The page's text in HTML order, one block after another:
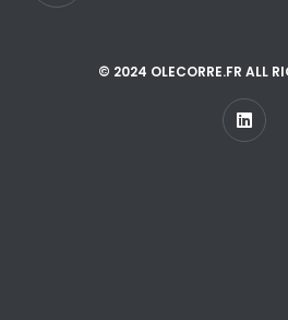
© 2024 OLECORRE.FR ALL